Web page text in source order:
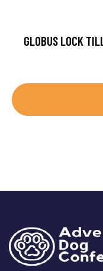
GLOBUS LOCK